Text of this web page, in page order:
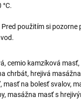
°C.
Pred použitím si
cemio kamzíková
chrbát, hrejivá
masť na bolesť svalov,
masážna masť s